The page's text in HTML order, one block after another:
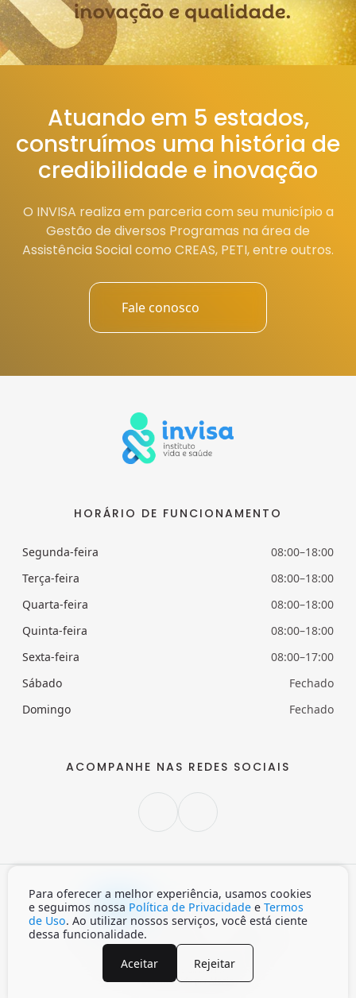
Atuando em 5 estados,
construímos uma história de
credibilidade e inovação
O INVISA realiza em parceria com seu município a
Gestão de diversos Programas na área de
Assistência Social como CREAS, PETI, entre outros.
Fale conosco
HORÁRIO DE FUNCIONAMENTO
Segunda-feira
08:00–18:00
Terça-feira
08:00–18:00
Quarta-feira
08:00–18:00
Quinta-feira
08:00–18:00
Sexta-feira
08:00–17:00
Sábado
Fechado
Domingo
Fechado
ACOMPANHE NAS REDES SOCIAIS
Claro Escuro Auto
Início Política de privacidade
© 2026 INVISA. Todos os direitos reservados.
Desenvolvido porMenin
Para oferecer a melhor experiência, usamos cookies
e seguimos nossa Política de Privacidade e Termos
de Uso. Ao utilizar nossos serviços, você está ciente
dessa funcionalidade.
Aceitar
Rejeitar